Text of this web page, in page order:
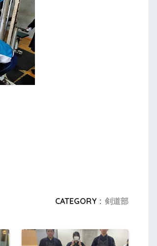
CATEGORY : 剣道部